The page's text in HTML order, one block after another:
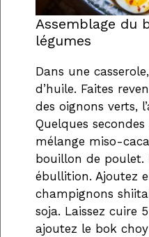
Assemblage du
légumes
Dans une
d’huile. Faites
des oignons verts,
Quelques
mélange miso-
bouillon de poulet.
ébullition. Ajoutez
champignons
soja. Laissez cuire
ajoutez le bok